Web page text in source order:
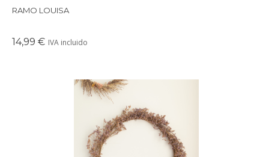
RAMO LOUISA
14,99 € IVA incluido
Preciosa corona de fores preservadas en tonos malva